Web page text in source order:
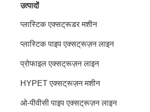
उत्पादों
प्लास्टिक एक्सट्रूडर मशीन
प्लास्टिक पाइप एक्सट्रूज़न लाइन
प्रोफाइल एक्सट्रूज़न लाइन
HYPET एक्सट्रूज़न मशीन
ओ-पीवीसी पाइप एक्सट्रूज़न लाइन